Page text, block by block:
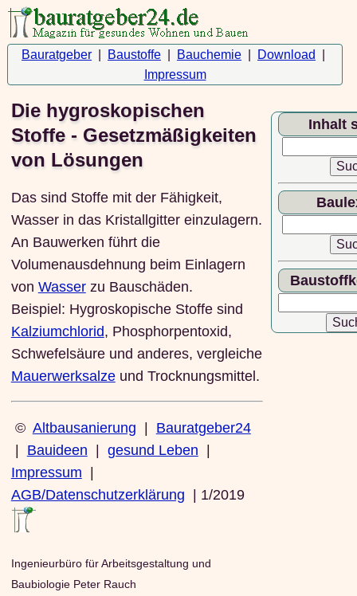
Bauratgeber Baustoffe Bauchemie Download
Impressum
Die hygroskopischen
Stoffe - Gesetzmäßigkeiten
von Lösungen
Das sind Stoffe mit der Fähigkeit,
Wasser in das Kristallgitter einzulagern.
An Bauwerken führt die
Volumenausdehnung beim Einlagern
von Wasserzu Bauschäden.
Beispiel: Hygroskopische Stoffe sind
Kalziumchlorid, Phosphorpentoxid,
Schwefelsäure und anderes, vergleiche
Mauerwerksalzeund Trocknungsmittel.
© Altbausanierung | Bauratgeber24
| Bauideen | gesund Leben |
Impressum |
AGB/Datenschutzerklärung | 1/2019
Ingenieurbüro für Arbeitsgestaltung und
Baubiologie Peter Rauch
Inhalt